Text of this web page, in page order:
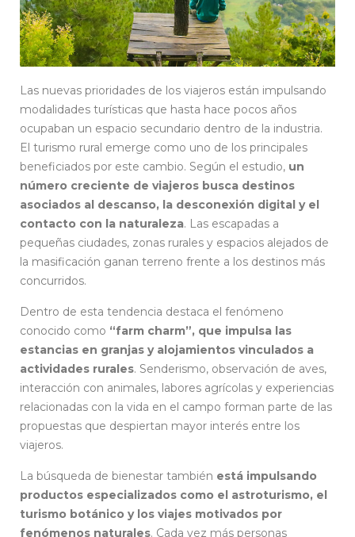
Las nuevas prioridades de los viajeros están impulsando
modalidades turísticas que hasta hace pocos años
ocupaban un espacio secundario dentro de la industria.
El turismo rural emerge como uno de los principales
beneficiados por este cambio. Según el estudio, un
número creciente de viajeros busca destinos
asociados al descanso, la desconexión digital y el
contacto con la naturaleza. Las escapadas a
pequeñas ciudades, zonas rurales y espacios alejados de
la masificación ganan terreno frente a los destinos más
concurridos.
Dentro de esta tendencia destaca el fenómeno
conocido como “farm charm”, que impulsa las
estancias en granjas y alojamientos vinculados a
actividades rurales. Senderismo, observación de aves,
interacción con animales, labores agrícolas y experiencias
relacionadas con la vida en el campo forman parte de las
propuestas que despiertan mayor interés entre los
viajeros.
La búsqueda de bienestar también está impulsando
productos especializados como el astroturismo, el
turismo botánico y los viajes motivados por
fenómenos naturales. Cada vez más personas